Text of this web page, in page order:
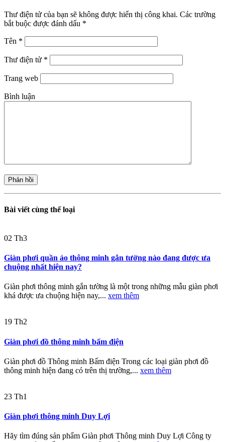
Thư điện tử của bạn sẽ không được hiển thị công khai. Các trường
bắt buộc được đánh dấu *
Tên *
Thư điện tử *
Trang web
Bình luận
Bài viết cùng thể loại
02 Th3
Giàn phơi quần áo thông minh gắn tường nào đang được ưa
chuộng nhất hiện nay?
Giàn phơi thông minh gắn tường là một trong những mẫu giàn phơi
khá được ưa chuộng hiện nay,... xem thêm
19 Th2
Giàn phơi đồ thông minh bấm điện
Giàn phơi đồ Thông minh Bấm điện Trong các loại giàn phơi đồ
thông minh hiện đang có trên thị trường,... xem thêm
23 Th1
Giàn phơi thông minh Duy Lợi
Hãy tìm đúng sản phẩm Giàn phơi Thông minh Duy Lợi Công ty